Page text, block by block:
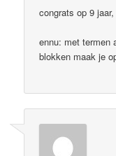
congrats op 9
ennu: met termen
blokken maak je